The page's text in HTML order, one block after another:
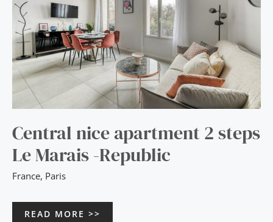
Central nice apartment 2 steps
Le Marais -Republic
France, Paris
READ MORE >>
-
REPUBLIC